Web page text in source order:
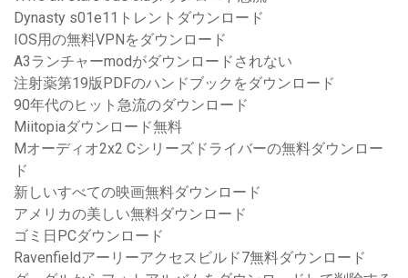
Dynasty s01e11トレントダウンロード
IOS用の無料VPNをダウンロード
A3ランチャーmodがダウンロードされない
注射薬第19版PDFのハンドブックをダウンロード
90年代のヒット急流のダウンロード
Miitopiaダウンロード無料
Mオーディオ2x2 Cシリーズドライバーの無料ダウンロー
ド
新しいすべての映画無料ダウンロード
アメリカの美しい無料ダウンロード
ゴミ日PCダウンロード
Ravenfieldアーリーアクセスビルド7無料ダウンロード